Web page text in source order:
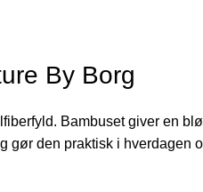
By Borg
Bambuset giver en
den praktisk i hverdagen